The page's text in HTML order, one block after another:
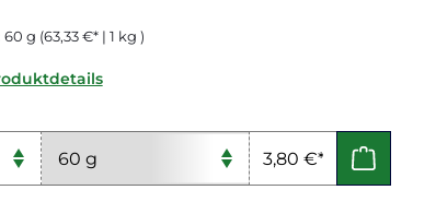
60 g (63,33 €* | 1 kg )